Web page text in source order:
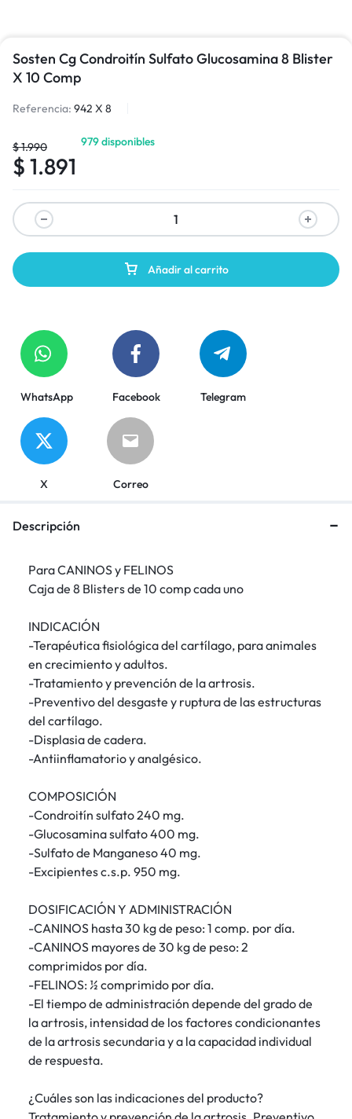
Sosten Cg Condroitín Sulfato Glucosamina 8 Blister
X 10 Comp
Referencia: 942 X 8
$1.990
$ 1.891
979 disponibles
Añadir al carrito
WhatsApp Facebook Telegram
X Correo
Descripción
Para CANINOS y FELINOS
Caja de 8 Blisters de 10 comp cada uno
INDICACIÓN
-Terapéutica fisiológica del cartílago, para animales
en crecimiento y adultos.
-Tratamiento y prevención de la artrosis.
-Preventivo del desgaste y ruptura de las estructuras
del cartílago.
-Displasia de cadera.
-Antiinflamatorio y analgésico.
COMPOSICIÓN
-Condroitín sulfato 240 mg.
-Glucosamina sulfato 400 mg.
-Sulfato de Manganeso 40 mg.
-Excipientes c.s.p. 950 mg.
DOSIFICACIÓN Y ADMINISTRACIÓN
-CANINOS hasta 30 kg de peso: 1 comp. por día.
-CANINOS mayores de 30 kg de peso: 2
comprimidos por día.
-FELINOS: ½ comprimido por día.
-El tiempo de administración depende del grado de
la artrosis, intensidad de los factores condicionantes
de la artrosis secundaria y a la capacidad individual
de respuesta.
¿Cuáles son las indicaciones del producto?